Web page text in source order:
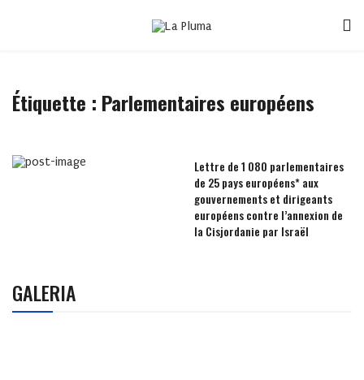
Étiquette : Parlementaires européens
Lettre de 1 080 parlementaires
de 25 pays européens* aux
gouvernements et dirigeants
européens contre l’annexion de
la Cisjordanie par Israël
GALERIA